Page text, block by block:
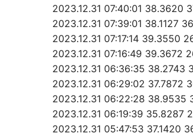
2023.12.31 07:40:01 38.3620
2023.12.31 07:39:01 38.1127
2023.12.31 07:17:14 39.3550
2023.12.31 07:16:49 39.3672
2023.12.31 06:36:35 38.2743
2023.12.31 06:29:02 37.7872
2023.12.31 06:22:28 38.9535
2023.12.31 06:19:39 35.8287
2023.12.31 05:47:53 37.1420